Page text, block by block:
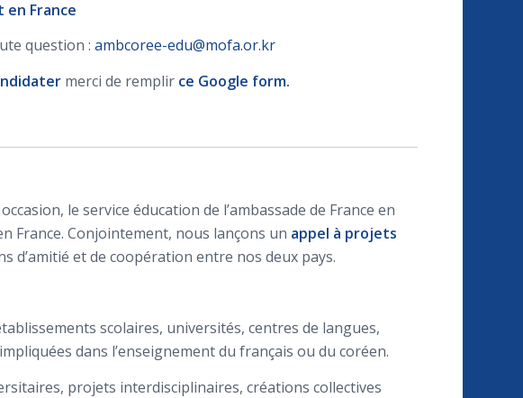
en France
question :ambcoree-edu@mofa.or.kr
merci de remplir ce Google form.
le service éducation de l’ambassade de France en
France. Conjointement, nous lançons un appel à projets
d’amitié et de coopération entre nos deux pays.
scolaires, universités, centres de langues,
dans l’enseignement du français ou du coréen.
projets interdisciplinaires, créations collectives